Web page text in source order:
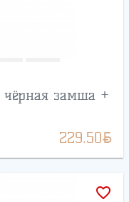
чёрная замша +
229.50BYN
favorite_border